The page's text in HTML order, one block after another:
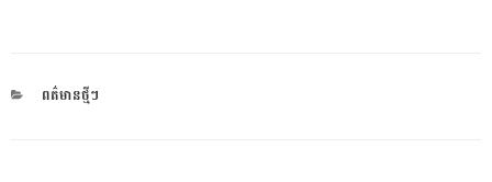
CATEGORIES
ពត៌មានថ្មីៗ